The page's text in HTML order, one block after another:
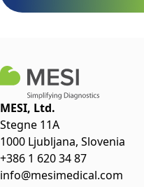
MESI, Ltd.
Stegne 11A
1000 Ljubljana, Slovenia
+386 1 620 34 87
info@mesimedical.com